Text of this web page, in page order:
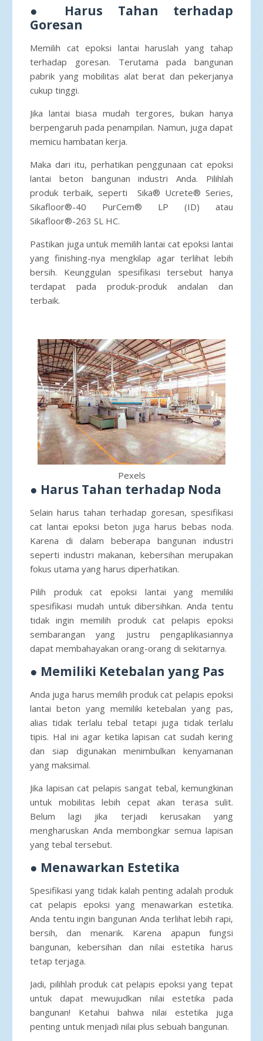
●
Harus Tahan terhadap
Goresan
Memilih cat epoksi lantai haruslah yang tahap
terhadap goresan. Terutama pada bangunan
pabrik yang mobilitas alat berat dan pekerjanya
cukup tinggi.
Jika lantai biasa mudah tergores, bukan hanya
berpengaruh pada penampilan. Namun, juga dapat
memicu hambatan kerja.
Maka dari itu, perhatikan penggunaan cat epoksi
lantai beton bangunan industri Anda. Pilihlah
produk terbaik, seperti Sika® Ucrete® Series,
Sikafloor®-40 PurCem® LP (ID) atau
Sikafloor®-263 SL HC.
Pastikan juga untuk memilih lantai cat epoksi lantai
yang finishing-nya mengkilap agar terlihat lebih
bersih. Keunggulan spesifikasi tersebut hanya
terdapat pada produk-produk andalan dan
terbaik.
Pexels
● Harus Tahan terhadap Noda
Selain harus tahan terhadap goresan, spesifikasi
cat lantai epoksi beton juga harus bebas noda.
Karena di dalam beberapa bangunan industri
seperti industri makanan, kebersihan merupakan
fokus utama yang harus diperhatikan.
Pilih produk cat epoksi lantai yang memiliki
spesifikasi mudah untuk dibersihkan. Anda tentu
tidak ingin memilih produk cat pelapis epoksi
sembarangan yang justru pengaplikasiannya
dapat membahayakan orang-orang di sekitarnya.
● Memiliki Ketebalan yang Pas
Anda juga harus memilih produk cat pelapis epoksi
lantai beton yang memiliki ketebalan yang pas,
alias tidak terlalu tebal tetapi juga tidak terlalu
tipis. Hal ini agar ketika lapisan cat sudah kering
dan siap digunakan menimbulkan kenyamanan
yang maksimal.
Jika lapisan cat pelapis sangat tebal, kemungkinan
untuk mobilitas lebih cepat akan terasa sulit.
Belum lagi jika terjadi kerusakan yang
mengharuskan Anda membongkar semua lapisan
yang tebal tersebut.
● Menawarkan Estetika
Spesifikasi yang tidak kalah penting adalah produk
cat pelapis epoksi yang menawarkan estetika.
Anda tentu ingin bangunan Anda terlihat lebih rapi,
bersih, dan menarik. Karena apapun fungsi
bangunan, kebersihan dan nilai estetika harus
tetap terjaga.
Jadi, pilihlah produk cat pelapis epoksi yang tepat
untuk dapat mewujudkan nilai estetika pada
bangunan! Ketahui bahwa nilai estetika juga
penting untuk menjadi nilai plus sebuah bangunan.